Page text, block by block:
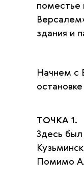
поместье
здания и
Начнем с
ТОЧКА 1.
Здесь
Помимо